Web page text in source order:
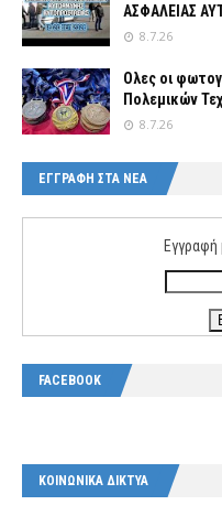
ΑΣΦΑΛΕΙΑΣ
8.7.26
Ολες οι
Πολεμικών
8.7.26
ΕΓΓΡΑΦΗ ΣΤΑ ΝΕΑ
FACEBOOK
ΚΟΙΝΩΝΙΚΑ ΔΙΚΤΥΑ